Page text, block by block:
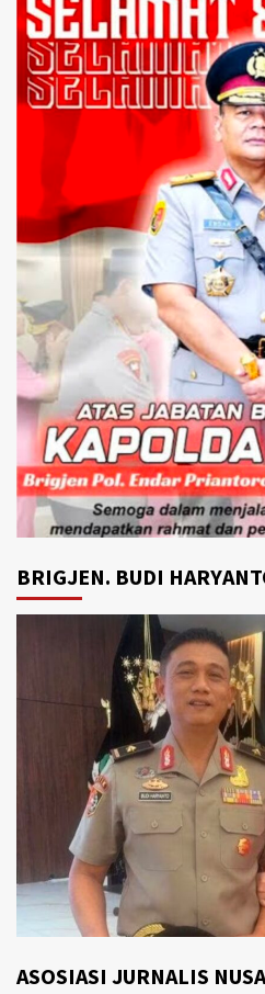
BRIGJEN. BUDI
ASOSIASI JURNALIS